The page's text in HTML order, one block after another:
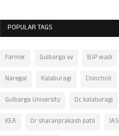
POPULAR TAGS
Farmer Gulbarga vv BJP wadi
Naregal
Kalaburagi
Chincholi
Gulbarga University
Dc kalaburagi
KEA
Dr sharanprakash patil
IAS